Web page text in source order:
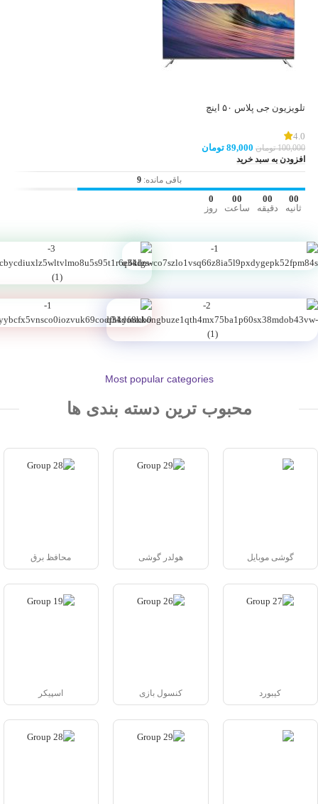
تلویزیون جی پلاس ۵۰ اینچ
4.0
100,000 تومان 89,000 تومان
افزودن به سبد خرید
باقی مانده: 9
0
روز
00
ساعت
00
دقیقه
00
ثانیه
Most popular categories
محبوب ترین دسته بندی ها
گوشی موبایل هولدر گوشی محافظ برق
کیبورد کنسول بازی اسپیکر